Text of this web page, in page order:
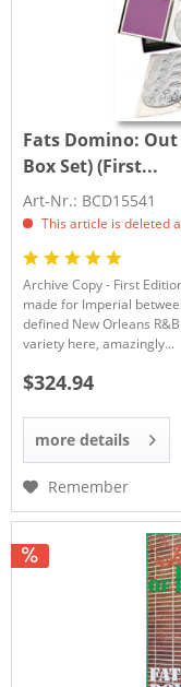
Fats Domino: Out
Box Set) (First...
Art-Nr.: BCD15541
This article is deleted
Archive Copy - First
made for Imperial
defined New Orleans
variety here, amazingly...
$324.94
more details
Remember